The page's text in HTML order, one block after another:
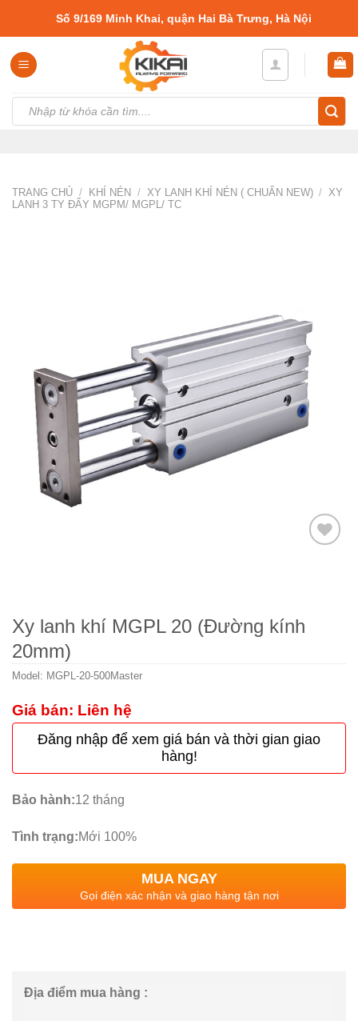
content
Số 9/169 Minh Khai, quận Hai Bà Trưng, Hà Nội
kiếm:
TRANG CHỦ / KHÍ NÉN / XY LANH KHÍ NÉN ( CHUẨN NEW) / XY
LANH 3 TY ĐẨY MGPM/ MGPL/ TC
Xy lanh khí MGPL 20 (Đường kính
20mm)
Model: MGPL-20-500Master
Giá bán: Liên hệ
Đăng nhập để xem giá bán và thời gian giao
hàng!
Bảo hành:12 tháng
Tình trạng:Mới 100%
MUA NGAY
Gọi điện xác nhận và giao hàng tận nơi
Địa điểm mua hàng :